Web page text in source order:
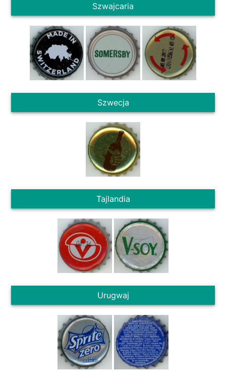
Szwajcaria
Szwecja
Tajlandia
Urugwaj